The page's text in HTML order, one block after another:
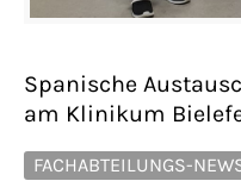
Spanische
am Klinikum
FACHABTEILUNGS-